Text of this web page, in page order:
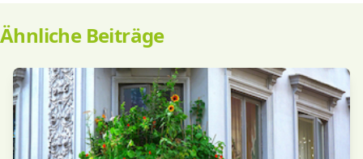
Ähnliche Beiträge